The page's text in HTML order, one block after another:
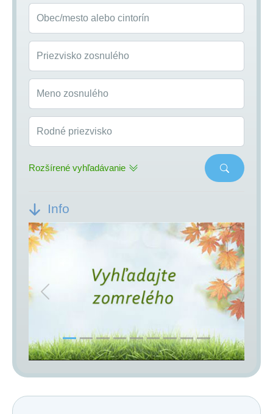
Obec/mesto alebo cintorín
Priezvisko zosnulého
Meno zosnulého
Rodné priezvisko
Rozšírené vyhľadávanie
Info
Previous Next